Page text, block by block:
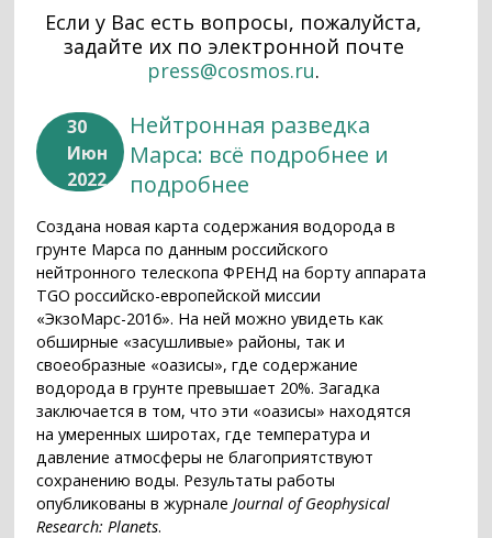
Если у Вас есть вопросы, пожалуйста,
задайте их по электронной почте
press@cosmos.ru.
30
Июн
2022
Нейтронная разведка
Марса: всё подробнее и
подробнее
Создана новая карта содержания водорода в
грунте Марса по данным российского
нейтронного телескопа ФРЕНД на борту аппарата
TGO российско-европейской миссии
«ЭкзоМарс-2016». На ней можно увидеть как
обширные «засушливые» районы, так и
своеобразные «оазисы», где содержание
водорода в грунте превышает 20%. Загадка
заключается в том, что эти «оазисы» находятся
на умеренных широтах, где температура и
давление атмосферы не благоприятствуют
сохранению воды. Результаты работы
опубликованы в журнале Journal of Geophysical
Research: Planets.